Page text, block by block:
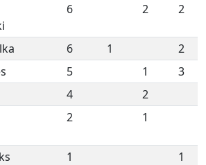
6 2 2
6 1
2
5 1
3
4
2
2 1
1
1